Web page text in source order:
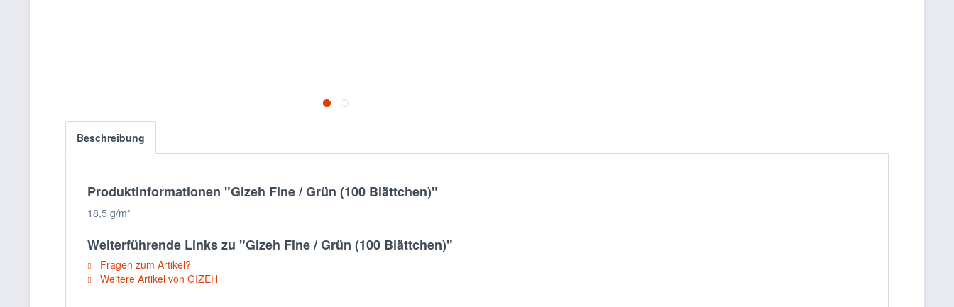
Beschreibung
Produktinformationen "Gizeh Fine / Grün (100 Blättchen)"
18,5 g/m²
Weiterführende Links zu "Gizeh Fine / Grün (100 Blättchen)"
Fragen zum Artikel?
Weitere Artikel von GIZEH